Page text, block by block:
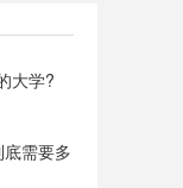
大学?
需要多